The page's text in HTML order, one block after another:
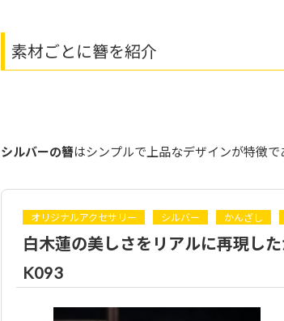
素材ごとに簪を紹介
シルバーの簪はシンプルで上品なデザインが特徴で
オリジナルアクセサリー シルバー かんざし
白木蓮の美しさをリアルに再現し
K093